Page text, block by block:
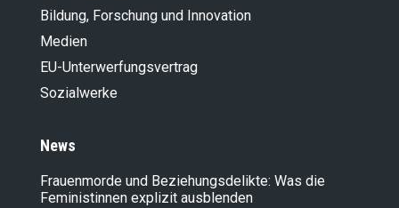
Bildung, Forschung und Innovation
Medien
EU-Unterwerfungsvertrag
Sozialwerke
News
Frauenmorde und Beziehungsdelikte: Was die
Feministinnen explizit ausblenden